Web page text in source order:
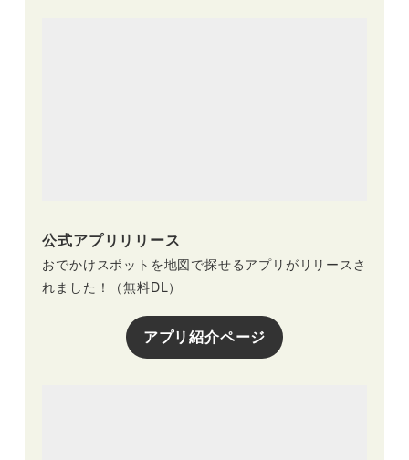
公式アプリリリース
おでかけスポットを地図で探せるアプリがリリースさ
れました！（無料DL）
アプリ紹介ページ